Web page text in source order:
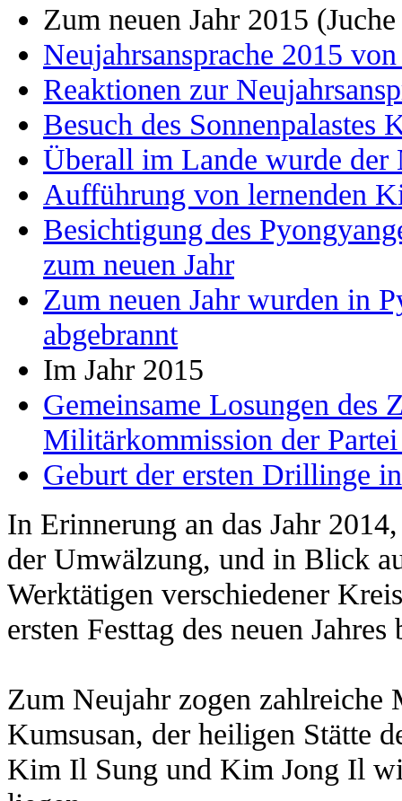
Zum neuen Jahr 2015
Neujahrsansprache 2015
Reaktionen zur
Besuch des Sonnenpalastes
Überall im Lande wurde der
Aufführung von lernenden
Besichtigung des
zum neuen Jahr
Zum neuen Jahr wurden in
abgebrannt
Im Jahr 2015
Gemeinsame Losungen des
Militärkommission der
Geburt der ersten Drillinge
In Erinnerung an das Jahr
der Umwälzung, und in Blick
Werktätigen verschiedener
ersten Festtag des neuen
Zum Neujahr zogen zahlreiche
Kumsusan, der heiligen Stätte
Kim Il Sung und Kim Jong Il